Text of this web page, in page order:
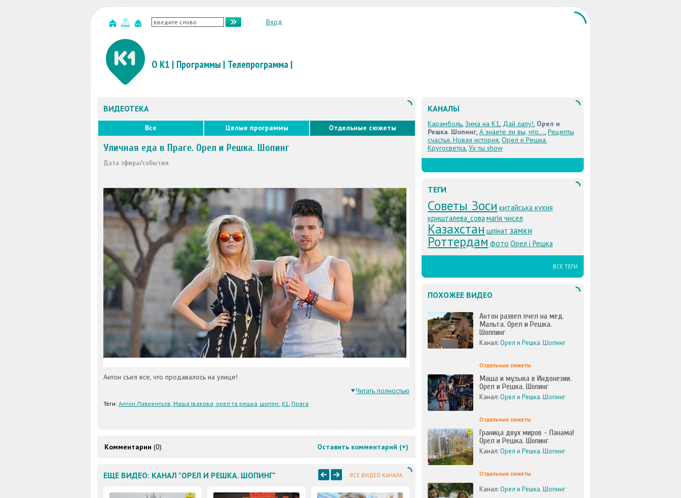
Вход
О К1 | Программы | Телепрограмма|
ВИДЕОТЕКА
Все Целые программы Отдельные сюжеты
Уличная еда в Праге. Орел и Решка. Шопинг
Дата эфира/события
Антон съел все, что продавалось на улице!
Читать полностью
Теги: Антон Лаврентьєв, Маша Івакова, орел та решка, шопінг, К1, Прага
Оставить комментарий (+)
Комментарии (0)
ВСЕ ВИДЕО КАНАЛА
ЕЩЕ ВИДЕО: КАНАЛ "ОРЕЛ И РЕШКА. ШОПИНГ"
КАНАЛЫ
Карамболь, Зима на К1, Дай лапу!, Орел и
Решка. Шопинг, А знаете ли вы, что..., Рецепты
счастья. Новая история, Орел и Решка.
Кругосветка, Ух ты show
ТЕГИ
Советы Зоси китайська кухня
кришталева_совамагія чисел
Казахстан шпінат замки
Роттердам фото Орел і Решка
ВСЕ ТЕГИ
ПОХОЖЕЕ ВИДЕО
Антон развел пчел на мед.
Мальта. Орел и Решка.
Шоппинг
Канал:Орел и Решка. Шопинг
Отдельные сюжеты
Маша и музыка в Индонезии.
Орел и Решка. Шопинг
Канал:Орел и Решка. Шопинг
Отдельные сюжеты
Граница двух миров - Панама!
Орел и Решка. Шопинг
Канал:Орел и Решка. Шопинг
Отдельные сюжеты
Канал:Орел и Решка. Шопинг